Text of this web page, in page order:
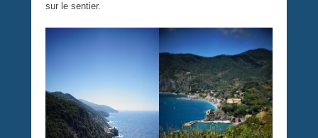
sur le sentier.